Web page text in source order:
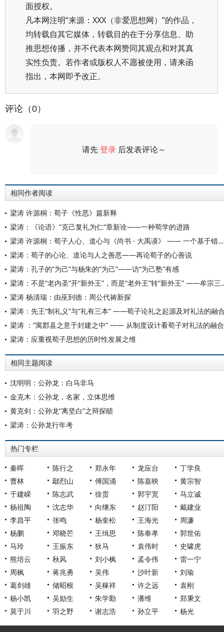
面授权。
凡本网注明“来源：XXX（非爱思想网）”的作品，
均转载自其它媒体，转载目的在于分享信息、助
推思想传播，并不代表本网赞同其观点和对其真
实性负责。若作者或版权人不愿被使用，请来函
指出，本网即予改正。
评论（0）
请先登录 后发表评论～
相同作者阅读
梁涛 许源桐：荀子《性恶》篇新释
梁涛：《论语》“克己复礼为仁”章新诠——一种荀学的进路
梁涛 许源桐：荀子人心、道心与《尚书 · 大禹谟》 —— 一个基于错简的学术公案
梁涛：荀子的心论、道论与人之善恶——再论荀子的心善说
梁涛：孔子的“为己”与杨朱的“为己”——访“为己塾”有感
梁涛：不是“老内圣”开“新外
梁涛 杨清瑞：由巫到德：周公代祷新探
梁涛：先王“制礼义”与“礼有三本” ——荀子论礼之起源及对礼法的融
梁涛 ：“寓郡县之意于封建之中” —— 从制度设计看荀子对礼法的融合
梁涛：应重视荀子思想的历时性发展之维
相同主题阅读
沈明明：公孙龙：白马非马
金克木：公孙龙，名家，立体思维
黄克剑：公孙龙“离坚白”之辩探赜
梁涛：公孙龙行年考
热门专栏
秦晖 陈行之 郑永年 龙应台
丁学良
曹林
鄢烈山 傅国涌 陈嘉映
黄宗智
于建嵘
陈志武 徐贲 郭宇宽
马立诚
杨祖陶
沈志华 向继东 赵汀阳
戴建业
李昌平
张鸣 杨奎松 王海光
周濂
杨鹏
邓晓芒 王缉思 陈奉孝
郭世佑
马玲
王振东 狄马 袁伟时
史啸虎
熊培云
秋风 刘小枫 孟令伟
雷一宁
周枫
蒋兆勇 吴伟 沙叶新
刘瑜
葛剑雄
储昭根 吴稼祥 许之远
袁刚
杨小凯
吴励生 朱学勤 潘维
郑秉文
莫于川
羽之野 谢志浩 孙立平 杨光